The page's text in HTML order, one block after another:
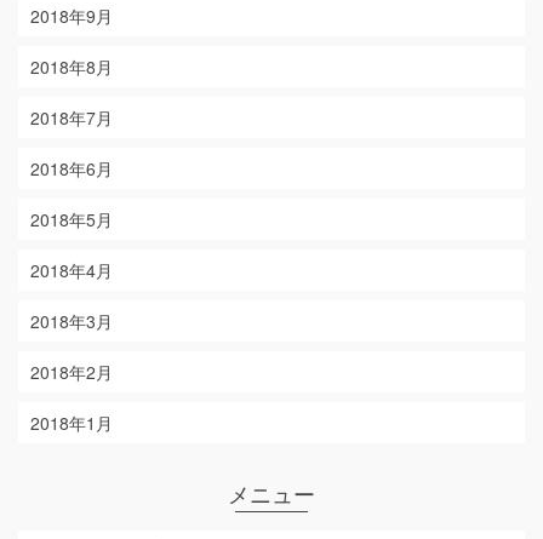
2018年9月
2018年8月
2018年7月
2018年6月
2018年5月
2018年4月
2018年3月
2018年2月
2018年1月
メニュー